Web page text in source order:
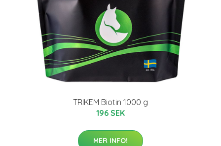
TRIKEM Biotin 1000 g
196 SEK
MER INFO!